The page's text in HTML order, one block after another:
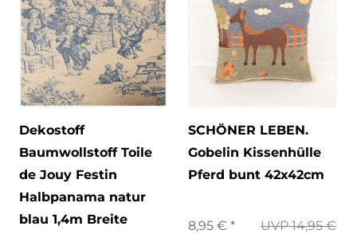
Dekostoff
Baumwollstoff Toile
de Jouy Festin
Halbpanama natur
blau 1,4m Breite
SCHÖNER LEBEN.
Gobelin Kissenhülle
Pferd bunt 42x42cm
UVP 14,95 €
8,95 € *